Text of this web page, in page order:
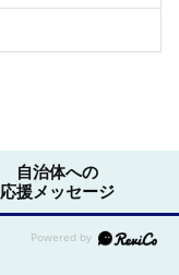
自治体への
応援メッセージ